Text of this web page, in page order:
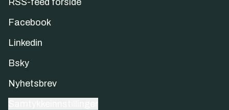
RSS-feed forside
Facebook
Linkedin
Bsky
Nyhetsbrev